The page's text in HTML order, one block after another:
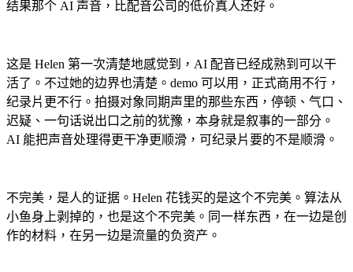
结果那个 AI 声音，比配音公司的低价真人还好。
这是 Helen 第一次清楚地感觉到，AI 配音已经成熟到可以干
活了。不过她的边界也清楚。demo 可以用，正式商用不行，
纪录片更不行。拍摄对象同期声里的那些东西，停顿、气口、
迟疑、一句话说出口之前的犹豫，本身就是叙事的一部分。
AI 能把声音处理得更干净更顺滑，可纪录片要的不是顺滑。
不完美，是人的证据。Helen 花钱买的是这个不完美。算法从
小鱼身上剥掉的，也是这个不完美。同一样东西，在一边是创
作的材料，在另一边是流量的负资产。